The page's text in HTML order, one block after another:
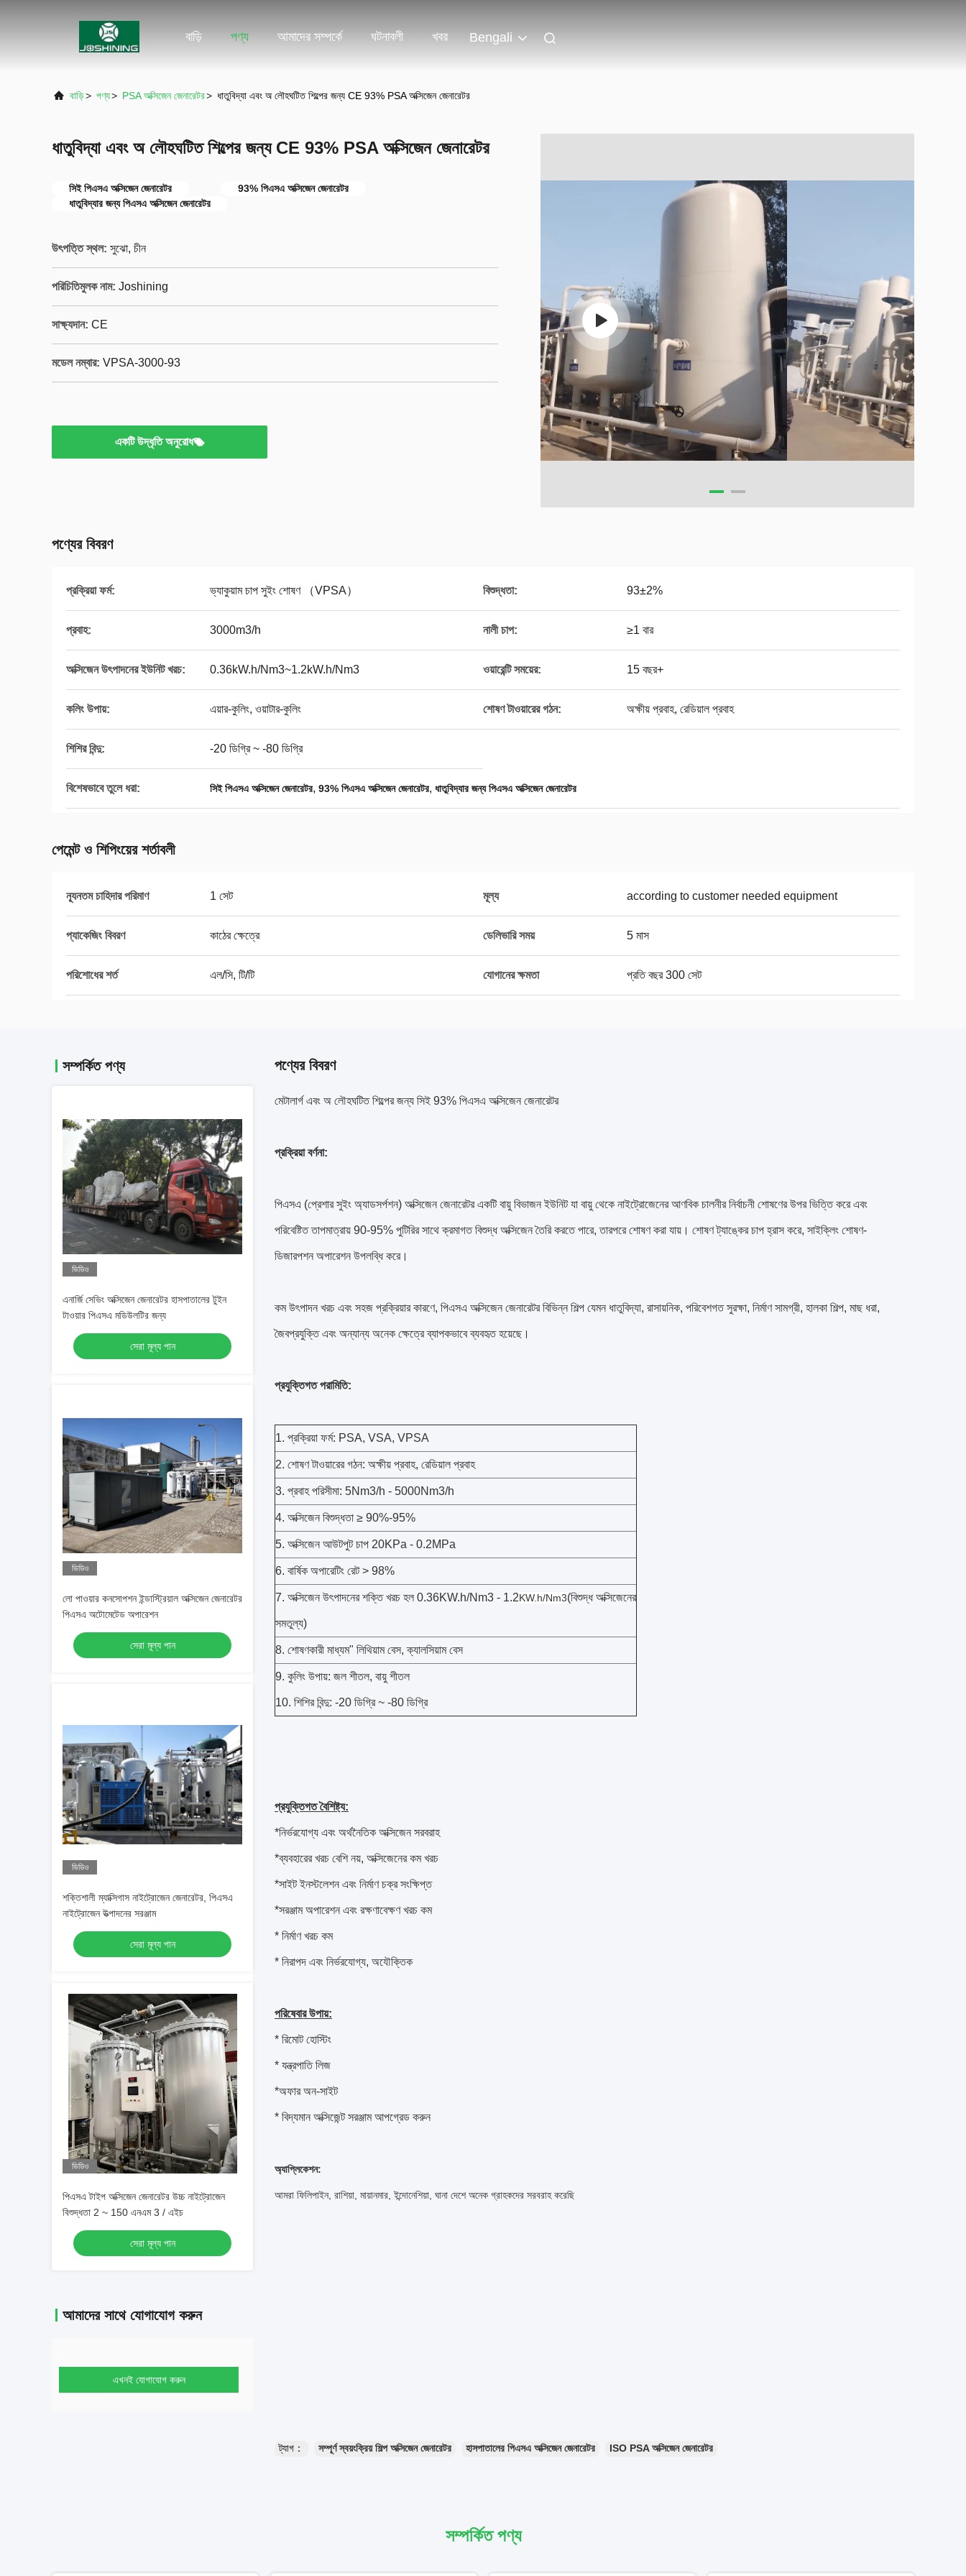
বাড়ি পণ্য আমাদের সম্পর্কে ঘটনাবলী খবর Bengali
বাড়ি> পণ্য> PSA অক্সিজেন জেনারেটর> ধাতুবিদ্যা এবং অ লৌহঘটিত শিল্পের জন্য CE 93% PSA অক্সিজেন জেনারেটর
ধাতুবিদ্যা এবং অ লৌহঘটিত শিল্পের জন্য CE 93% PSA অক্সিজেন জেনারেটর
সিই পিএসএ অক্সিজেন জেনারেটর
93% পিএসএ অক্সিজেন জেনারেটর
ধাতুবিদ্যার জন্য পিএসএ অক্সিজেন জেনারেটর
উৎপত্তি স্থল: সুঝো, চীন
পরিচিতিমুলক নাম: Joshining
সাক্ষ্যদান: CE
মডেল নম্বার: VPSA-3000-93
একটি উদ্ধৃতি অনুরোধ
পণ্যের বিবরণ
প্রক্রিয়া ফর্ম: ভ্যাকুয়াম চাপ সুইং শোষণ （VPSA） বিশুদ্ধতা: 93±2%
প্রবাহ: 3000m3/h নালী চাপ: ≥1 বার
অক্সিজেন উৎপাদনের ইউনিট খরচ: 0.36kW.h/Nm3~1.2kW.h/Nm3 ওয়ারেন্টি সময়ের: 15 বছর+
কলিং উপায়: এয়ার-কুলিং, ওয়াটার-কুলিং শোষণ টাওয়ারের গঠন: অক্ষীয় প্রবাহ, রেডিয়াল প্রবাহ
শিশির বিন্দু: -20 ডিগ্রি ~ -80 ডিগ্রি
বিশেষভাবে তুলে ধরা: সিই পিএসএ অক্সিজেন জেনারেটর, 93% পিএসএ অক্সিজেন জেনারেটর, ধাতুবিদ্যার জন্য পিএসএ অক্সিজেন জেনারেটর
পেমেন্ট ও শিপিংয়ের শর্তাবলী
ন্যূনতম চাহিদার পরিমাণ 1 সেট মূল্য according to customer needed equipment
প্যাকেজিং বিবরণ কাঠের ক্ষেত্রে ডেলিভারি সময় 5 মাস
পরিশোধের শর্ত এল/সি, টি/টি যোগানের ক্ষমতা প্রতি বছর 300 সেট
সম্পর্কিত পণ্য
ভিডিও
এনার্জি সেভিং অক্সিজেন জেনারেটর হাসপাতালের টুইন
টাওয়ার পিএসএ মডিউলটির জন্য
সেরা মূল্য পান
ভিডিও
লো পাওয়ার কনসোপশন ইন্ডাস্ট্রিয়াল অক্সিজেন জেনারেটর
পিএসএ অটোমেটেড অপারেশন
সেরা মূল্য পান
ভিডিও
শক্তিশালী ম্যাক্সিগাস নাইট্রোজেন জেনারেটর, পিএসএ
নাইট্রোজেন উত্পাদনের সরঞ্জাম
সেরা মূল্য পান
ভিডিও
পিএসএ টাইপ অক্সিজেন জেনারেটর উচ্চ নাইট্রোজেন
বিশুদ্ধতা 2 ~ 150 এনএম 3 / এইচ
সেরা মূল্য পান
আমাদের সাথে যোগাযোগ করুন
এখনই যোগাযোগ করুন
পণ্যের বিবরণ
মেটালার্গ এবং অ লৌহঘটিত শিল্পের জন্য সিই 93% পিএসএ অক্সিজেন জেনারেটর
প্রক্রিয়া বর্ণনা:
পিএসএ (প্রেশার সুইং অ্যাডসর্পশন) অক্সিজেন জেনারেটর একটি বায়ু বিভাজন ইউনিট যা বায়ু থেকে নাইট্রোজেনের আণবিক চালনীর নির্বাচনী শোষণের উপর ভিত্তি করে এবং
পরিবেষ্টিত তাপমাত্রায় 90-95% পুটিরির সাথে ক্রমাগত বিশুদ্ধ অক্সিজেন তৈরি করতে পারে, তারপরে শোষণ করা যায়। শোষণ ট্যাঙ্কের চাপ হ্রাস করে, সাইক্লিং শোষণ-
ডিজারপশন অপারেশন উপলব্ধি করে।
কম উৎপাদন খরচ এবং সহজ প্রক্রিয়ার কারণে, পিএসএ অক্সিজেন জেনারেটর বিভিন্ন শিল্প যেমন ধাতুবিদ্যা, রাসায়নিক, পরিবেশগত সুরক্ষা, নির্মাণ সামগ্রী, হালকা শিল্প, মাছ ধরা,
জৈবপ্রযুক্তি এবং অন্যান্য অনেক ক্ষেত্রে ব্যাপকভাবে ব্যবহৃত হয়েছে।
প্রযুক্তিগত পরামিতি:
1. প্রক্রিয়া ফর্ম: PSA, VSA, VPSA
2. শোষণ টাওয়ারের গঠন: অক্ষীয় প্রবাহ, রেডিয়াল প্রবাহ
3. প্রবাহ পরিসীমা: 5Nm3/h - 5000Nm3/h
4. অক্সিজেন বিশুদ্ধতা ≥ 90%-95%
5. অক্সিজেন আউটপুট চাপ 20KPa - 0.2MPa
6. বার্ষিক অপারেটিং রেট > 98%
7. অক্সিজেন উৎপাদনের শক্তি খরচ হল 0.36KW.h/Nm3 - 1.2KW.h/Nm3(বিশুদ্ধ অক্সিজেনের
সমতুল্য)
8. শোষণকারী মাধ্যম" লিথিয়াম বেস, ক্যালসিয়াম বেস
9. কুলিং উপায়: জল শীতল, বায়ু শীতল
10. শিশির বিন্দু: -20 ডিগ্রি ~ -80 ডিগ্রি
প্রযুক্তিগত বৈশিষ্ট্য:
*নির্ভরযোগ্য এবং অর্থনৈতিক অক্সিজেন সরবরাহ
*ব্যবহারের খরচ বেশি নয়, অক্সিজেনের কম খরচ
*সাইট ইনস্টলেশন এবং নির্মাণ চক্র সংক্ষিপ্ত
*সরঞ্জাম অপারেশন এবং রক্ষণাবেক্ষণ খরচ কম
* নির্মাণ খরচ কম
* নিরাপদ এবং নির্ভরযোগ্য, অযৌক্তিক
পরিষেবার উপায়:
* রিমোট হোস্টিং
* যন্ত্রপাতি লিজ
*অফার অন-সাইট
* বিদ্যমান অক্সিজেন্ট সরঞ্জাম আপগ্রেড করুন
অ্যাপ্লিকেশন:
আমরা ফিলিপাইন, রাশিয়া, মায়ানমার, ইন্দোনেশিয়া, ঘানা দেশে অনেক গ্রাহকদের সরবরাহ করেছি
ট্যাগ： সম্পূর্ণ স্বয়ংক্রিয় শিল্প অক্সিজেন জেনারেটর হাসপাতালের পিএসএ অক্সিজেন জেনারেটর ISO PSA অক্সিজেন জেনারেটর
সম্পর্কিত পণ্য